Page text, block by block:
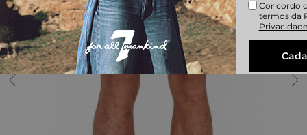
Concordo
termos da
Privacidade